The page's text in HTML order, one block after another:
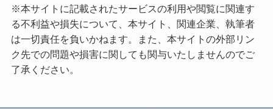
※本サイトに記載されたサービスの利用や閲覧に関連す
る不利益や損失について、本サイト、関連企業、執筆者
は一切責任を負いかねます。また、本サイトの外部リン
ク先での問題や損害に関しても関与いたしませんのでご
了承ください。